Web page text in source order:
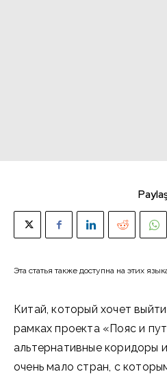
Эта статья также доступна на этих
Китай, который хочет
рамках проекта «Пояс и
альтернативные коридоры
очень мало стран, с